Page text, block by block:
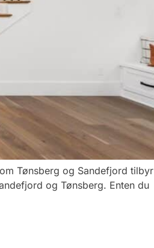
Tønsberg og Sandefjord tilbyr
og Tønsberg. Enten du